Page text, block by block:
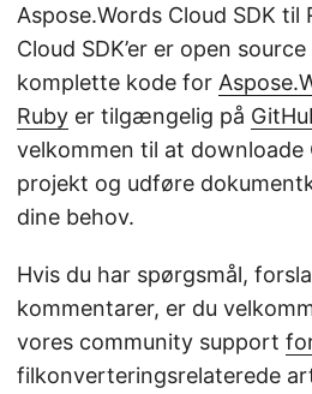
Aspose.Words Cloud SDK til
Cloud SDK’er er open
komplette kode for
Ruby er tilgængelig på
velkommen til at downloade
projekt og udføre
dine behov.
Hvis du har spørgsmål,
kommentarer, er du
vores community support
filkonverteringsrelaterede